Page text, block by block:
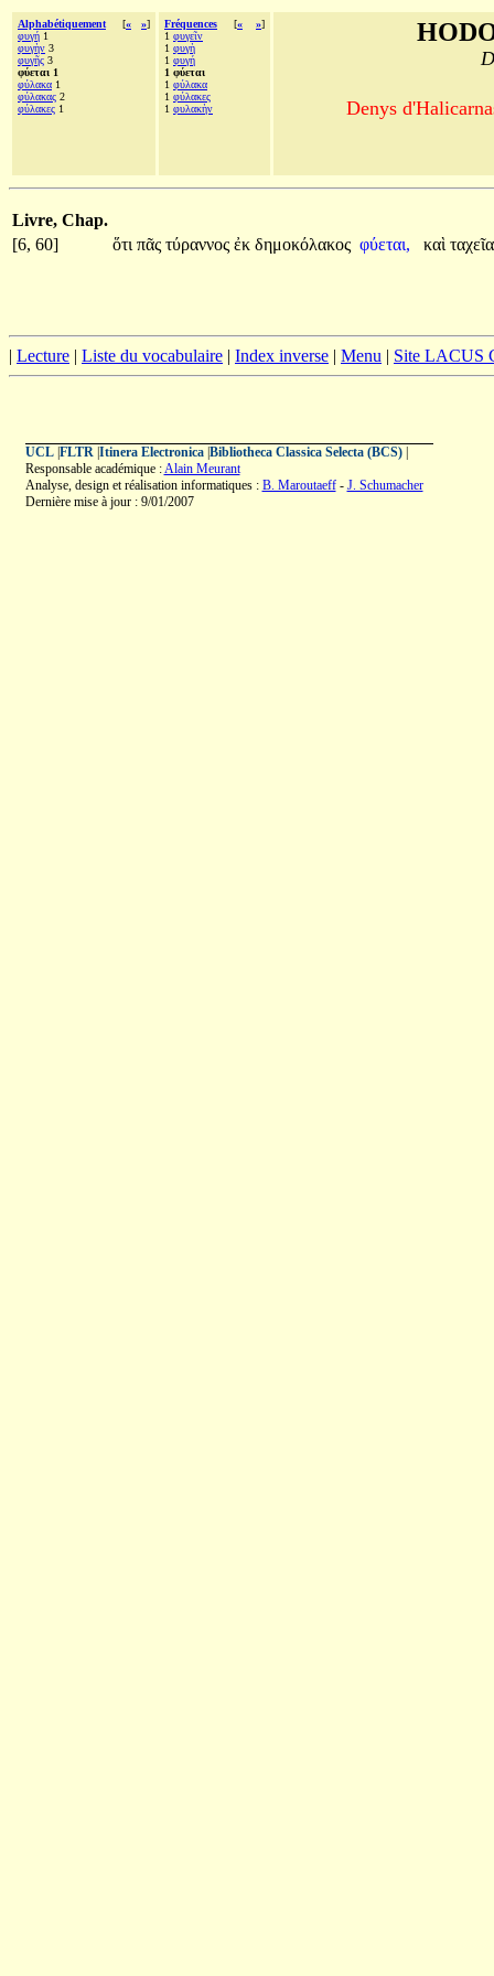
Alphabétiquement [« »]
φυγή 1
φυγὴν 3
φυγῆς 3
φύεται 1
φύλακα 1
φύλακας 2
φύλακες 1
Fréquences [« »]
1 φυγεῖν
1 φυγὴ
1 φυγή
1 φύεται
1 φύλακα
1 φύλακες
1 φυλακὴν Denys
Livre, Chap.
[6, 60]
ὅτι πᾶς τύραννος ἐκ δημοκόλακος φύεται, καὶ
| Lecture | Liste du vocabulaire | Index inverse | Menu | Site LACUS
UCL| FLTR| Itinera Electronica| Bibliotheca Classica Selecta (BCS)|
Responsable académique :Alain Meurant
Analyse, design et réalisation informatiques : B. Maroutaeff- J. Schumacher
Dernière mise à jour : 9/01/2007